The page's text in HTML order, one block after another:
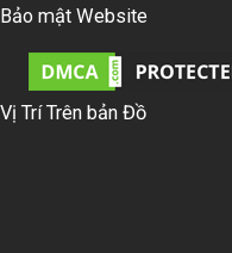
Bảo mật Website
Vị Trí Trên bản Đồ